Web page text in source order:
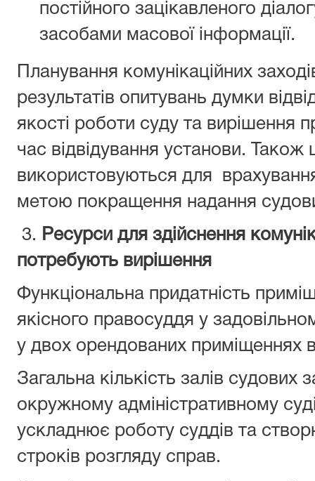
постійного зацікавленого
засобами масової інформації.
Планування комунікаційних
результатів опитувань думки
якості роботи суду та вирiшення
час відвідування установи.
використовуються для
метою покращення надання
3. Ресурси для здійснення
потребують вирiшення
Функціональна придатність
якісного правосуддя у
у двох орендованих приміщеннях в
Загальна кількість залів
окружному адмiнiстративному
ускладнює роботу суддів та
строків розгляду справ.